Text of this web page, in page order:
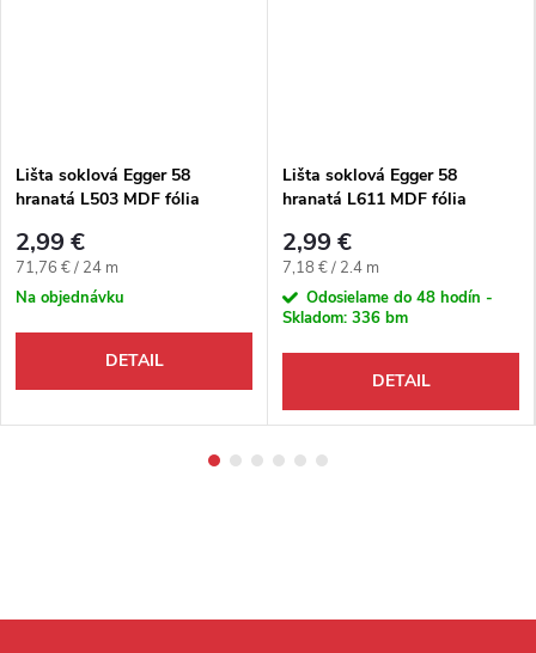
Lišta soklová Egger 58
hranatá L503 MDF fólia
2,99 €
Jednotková cena:
71,76 € / 24 m
Na objednávku
DETAIL
Lišta soklová Egger 58
hranatá L611 MDF fólia
2,99 €
Jednotková cena:
7,18 € / 2.4 m
Odosielame do 48 hodín -
Skladom: 336 bm
DETAIL